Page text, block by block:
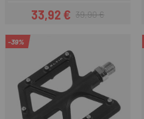
Preu
33,92 €Preu regular
39,90 €
-39%